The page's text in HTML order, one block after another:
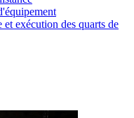
exécution des quarts de